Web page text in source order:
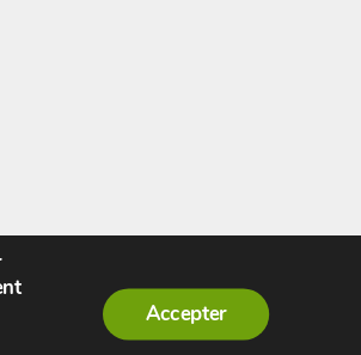
Accepter